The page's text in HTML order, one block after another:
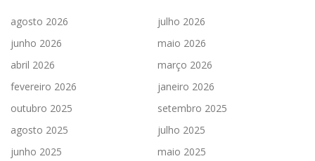
agosto 2026
julho 2026
junho 2026
maio 2026
abril 2026
março 2026
fevereiro 2026
janeiro 2026
outubro 2025
setembro 2025
agosto 2025
julho 2025
junho 2025
maio 2025